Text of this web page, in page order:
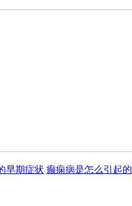
早期症状 癫痫病是怎么引起的